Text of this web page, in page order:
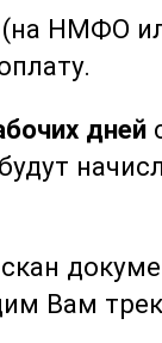
(на НМФО
дней
Вам